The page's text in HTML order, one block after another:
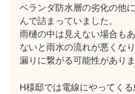
ベランダ防水層の劣化の他
んで詰まっていました。
雨樋の中は見えない場合も
ないと雨水の流れが悪くな
漏りに繋がる可能性がありま
H様邸では電線にやってく